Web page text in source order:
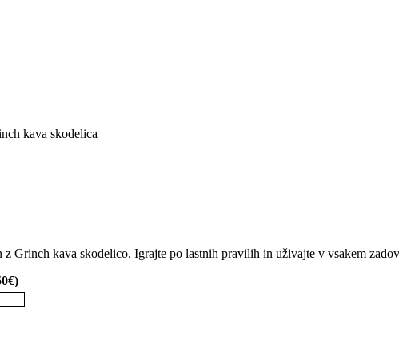
kava skodelica
z Grinch kava skodelico. Igrajte po lastnih pravilih in uživajte v vsakem